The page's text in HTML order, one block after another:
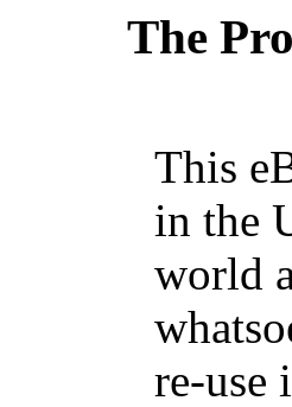
The
This
in the
world
re-use